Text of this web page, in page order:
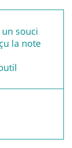
souci
la note